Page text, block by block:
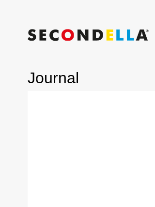
Journal